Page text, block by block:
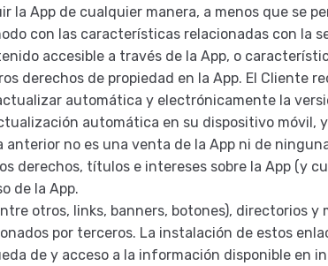
la App de cualquier manera, a menos que se
con las características relacionadas con la
accesible a través de la App, o
derechos de propiedad en la App. El Cliente
automática y electrónicamente la
automática en su dispositivo móvil,
no es una venta de la App ni de
derechos, títulos e intereses sobre la App (y
de la App.
otros, links, banners, botones), directorios
por terceros. La instalación de estos
de y acceso a la información disponible en